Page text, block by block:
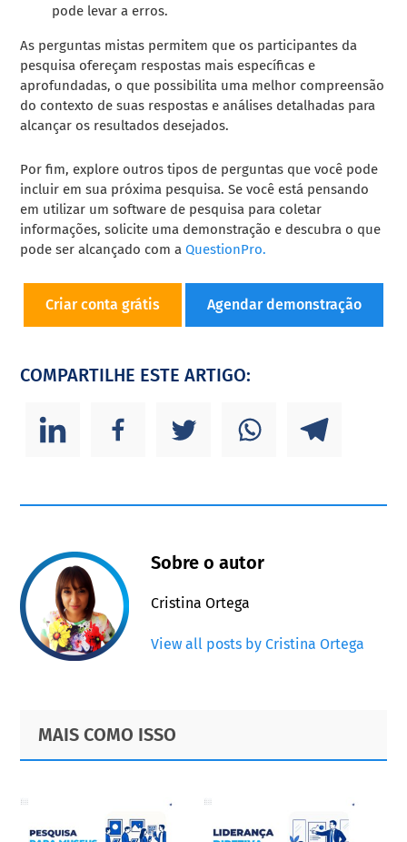
pode levar a erros.
As perguntas mistas permitem que os participantes da
pesquisa ofereçam respostas mais específicas e
aprofundadas, o que possibilita uma melhor compreensão
do contexto de suas respostas e análises detalhadas para
alcançar os resultados desejados.
Por fim, explore outros tipos de perguntas que você pode
incluir em sua próxima pesquisa. Se você está pensando
em utilizar um software de pesquisa para coletar
informações, solicite uma demonstração e descubra o que
pode ser alcançado com aQuestionPro.
Criar conta grátis Agendar demonstração
COMPARTILHE ESTE ARTIGO:
Sobre o autor
Cristina Ortega
View all posts by Cristina Ortega
Primary
Sidebar
Footer
MAIS COMO ISSO